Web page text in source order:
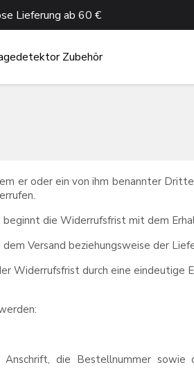
Lieferung ab 60 €
Zubehör
er oder ein von ihm benannter
die Widerrufsfrist mit dem
Versand beziehungsweise der
Widerrufsfrist durch eine eindeutige
die Bestellnummer sowie